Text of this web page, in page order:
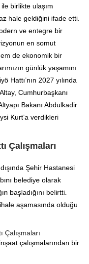
birlikte ulaşım
hale geldiğini ifade etti.
ve entegre bir
en somut
de ekonomik bir
günlük yaşamını
Hattı’nın 2027 yılında
Cumhurbaşkanı
Bakanı Abdulkadir
Kurt’a verdikleri
Çalışmaları
Şehir Hastanesi
belediye olarak
başladığını belirtti.
aşamasında olduğu
çalışmalarından bir